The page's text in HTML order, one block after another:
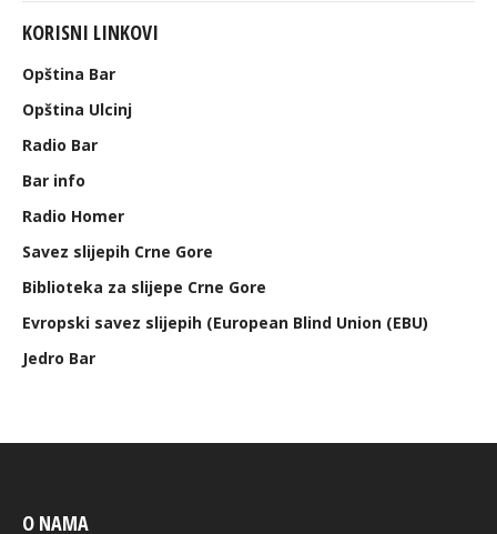
KORISNI LINKOVI
Opština Bar
Opština Ulcinj
Radio Bar
Bar info
Radio Homer
Savez slijepih Crne Gore
Biblioteka za slijepe Crne Gore
Evropski savez slijepih (European Blind Union (EBU)
Jedro Bar
O NAMA